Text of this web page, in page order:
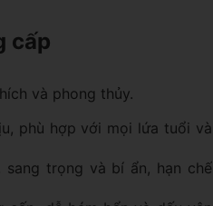
cấp
và phong thủy.
phù hợp với mọi lứa tuổi và
sang trọng và bí ẩn, hạn chế